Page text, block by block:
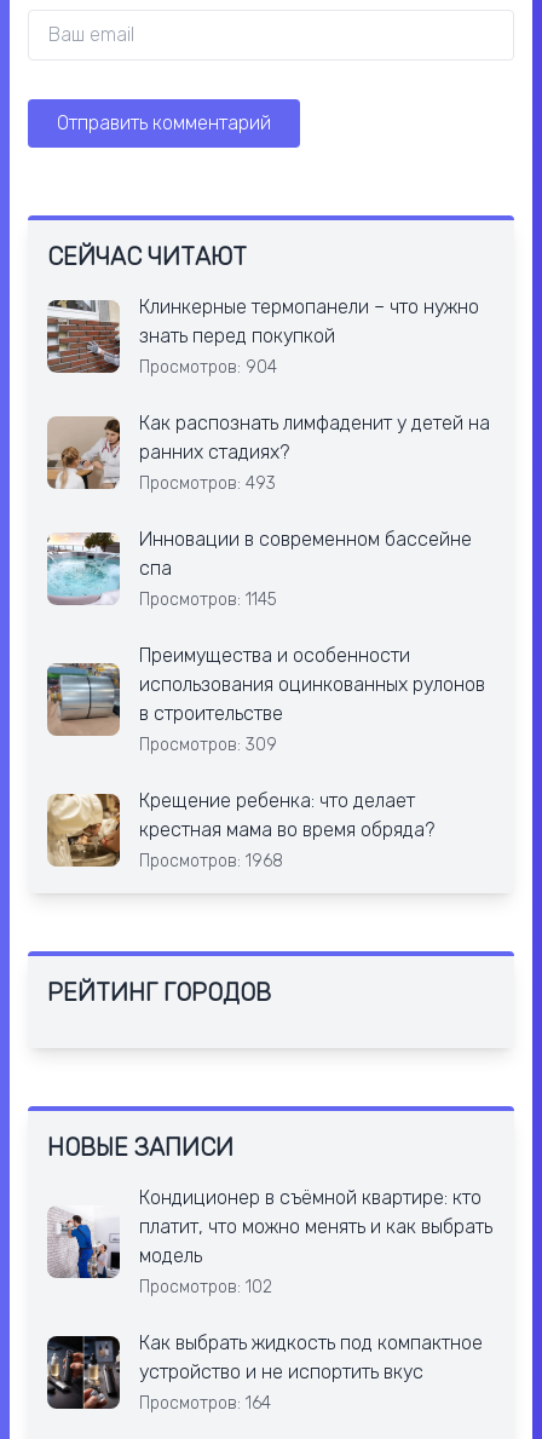
СЕЙЧАС ЧИТАЮТ
Клинкерные термопанели – что нужно
знать перед покупкой
Просмотров: 904
Как распознать лимфаденит у детей на
ранних стадиях?
Просмотров: 493
Инновации в современном бассейне
спа
Просмотров: 1145
Преимущества и особенности
использования оцинкованных рулонов
в строительстве
Просмотров: 309
Крещение ребенка: что делает
крестная мама во время обряда?
Просмотров: 1968
РЕЙТИНГ ГОРОДОВ
НОВЫЕ ЗАПИСИ
Кондиционер в съёмной квартире: кто
платит, что можно менять и как выбрать
модель
Просмотров: 102
Как выбрать жидкость под компактное
устройство и не испортить вкус
Просмотров: 164